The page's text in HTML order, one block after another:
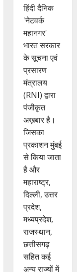
हिंदी दैनिक
'नेटवर्क
महानगर'
भारत सरकार
के सूचना एवं
प्रसारण
मंत्रालय
(RNI) द्वारा
पंजीकृत
अख़बार है।
जिसका
प्रकाशन मुंबई
से किया जाता
है और
महाराष्ट्र,
दिल्ली, उत्तर
प्रदेश,
मध्यप्रदेश,
राजस्थान,
छत्तीसगढ़
सहित कई
अन्य राज्यों में